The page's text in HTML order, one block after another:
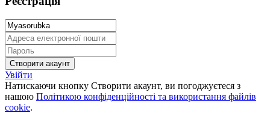
Увійти
Натискаючи кнопку Створити акаунт, ви погоджуєтеся з
нашою Політикою конфіденційності та використання файлів
cookie.